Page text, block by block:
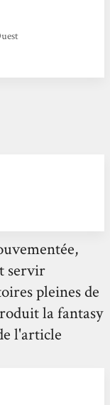
servir
pleines de
la fantasy
l'article